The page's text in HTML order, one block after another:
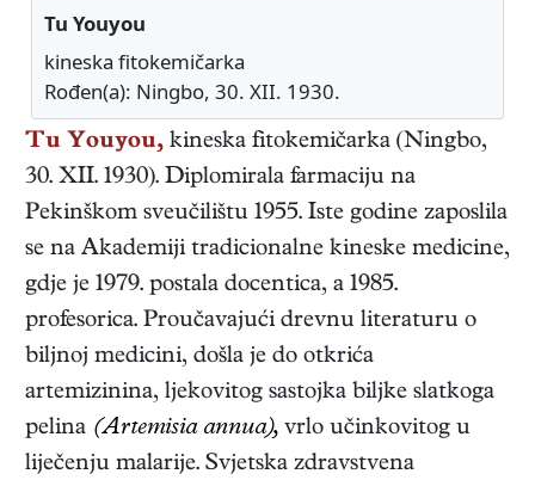
Tu Youyou
kineska fitokemičarka
Rođen(a): Ningbo, 30. XII. 1930.
Tu Youyou, kineska fitokemičarka (Ningbo,
30. XII. 1930). Diplomirala farmaciju na
Pekinškom sveučilištu 1955. Iste godine zaposlila
se na Akademiji tradicionalne kineske medicine,
gdje je 1979. postala docentica, a 1985.
profesorica. Proučavajući drevnu literaturu o
biljnoj medicini, došla je do otkrića
artemizinina, ljekovitog sastojka biljke slatkoga
pelina (Artemisia annua), vrlo učinkovitog u
liječenju malarije. Svjetska zdravstvena